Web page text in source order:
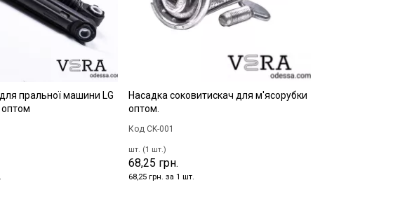
пральної машини LG
Насадка соковитискач для м'ясорубки
оптом.
Код CK-001
шт. (1 шт.)
68,25 грн.
68,25 грн. за 1 шт.